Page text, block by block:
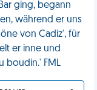
ging, begann
während er uns
von Cadiz', für
er inne und
boudin.' FML